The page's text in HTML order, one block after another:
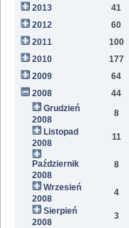
2013
41
2012
60
2011
100
2010
177
2009
64
2008
44
Grudzień
2008
8
Listopad
2008
11
Październik
2008
8
Wrzesień
2008
4
Sierpień
2008
3